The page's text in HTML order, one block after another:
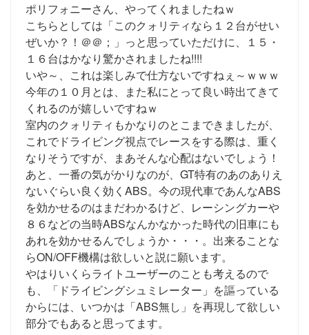
ポリフォニーさん、やってくれましたねｗ
こちらとしては「このクォリティなら１２台がせい
ぜいか？！＠＠；」っと思っていただけに、１５・
１６台はかなり驚かされましたね!!!!
いや～、これは楽しみで仕方ないですねぇ～ｗｗｗ
今年の１０月とは、また私にとって良い時出てきて
くれるのが嬉しいですねｗ
室内のクォリティもかなりのとこまできましたが、
これでドライビング視点でレースをする際は、重く
なりそうですが、まあそんな心配はないでしょう！
あと、一番の気がかりなのが、GT特有のあのありえ
ないぐらい良く効くABS。今の現代車であんなABS
を効かせるのはまだわかるけど、レーシングカーや
８６などの当時ABSなんかなかった時代の旧車にも
あれを効かせるんでしょうか・・・。出来ることな
らON/OFF機構は欲しいと説に願います。
やはりいくらライトユーザーのことも考えるので
も、「ドライビングシュミレーター」を謳っている
からには、いつかは「ABS無し」を再現して欲しい
部分でもあると思ってます。